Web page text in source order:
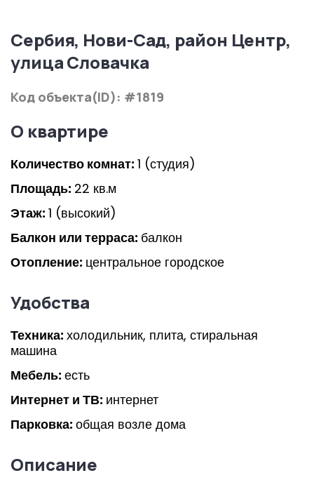
Сербия, Нови-Сад, район Центр,
улица Словачка
Код объекта(ID): #1819
О квартире
Количество комнат: 1 (студия)
Площадь: 22 кв.м
Этаж: 1 (высокий)
Балкон или терраса: балкон
Отопление: центральное городское
Удобства
Техника: холодильник, плита, стиральная
машина
Мебель: есть
Интернет и ТВ: интернет
Парковка: общая возле дома
Описание